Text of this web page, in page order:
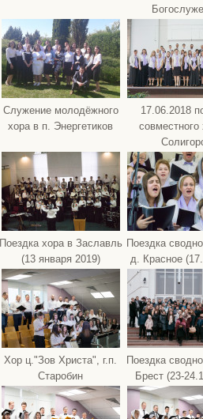
Служение молодёжного
хора в п. Энергетиков
17.06.2018
совместного
Поездка хора в Заславль
(13 января 2019)
Поездка
д. Красное
Хор ц."Зов Христа", г.п.
Старобин
Поездка
Брест (23-